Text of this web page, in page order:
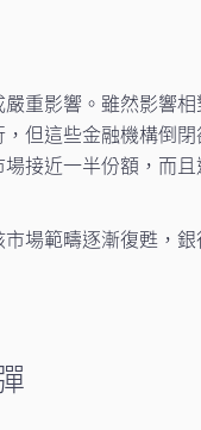
重影響。雖然影響
但這些金融機構倒
接近一半份額，而
場範疇逐漸復甦，